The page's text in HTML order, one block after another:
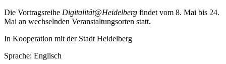
Die Vortragsreihe Digitalität@Heidelberg findet vom 8. Mai bis 24.
Mai an wechselnden Veranstaltungsorten statt.
In Kooperation mit der Stadt Heidelberg
Sprache: Englisch